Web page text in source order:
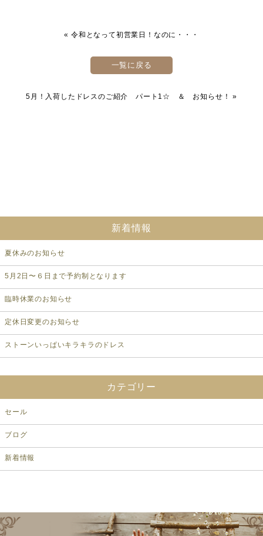
« 令和となって初営業日！なのに・・・
一覧に戻る
5月！入荷したドレスのご紹介 パート1☆ ＆ お知らせ！ »
新着情報
夏休みのお知らせ
5月2日〜６日まで予約制となります
臨時休業のお知らせ
定休日変更のお知らせ
ストーンいっぱいキラキラのドレス
カテゴリー
セール
ブログ
新着情報